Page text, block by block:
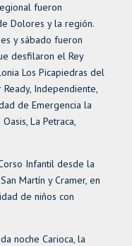
fueron
Dolores y la región.
y sábado fueron
desfilaron el Rey
Los Picapiedras del
Independiente,
de Emergencia la
La Petraca,
Infantil desde la
Martín y Cramer, en
de niños con
noche Carioca, la